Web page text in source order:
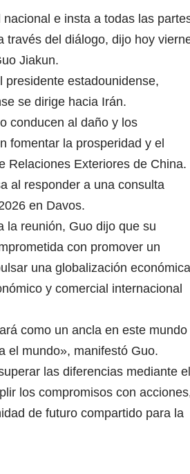
e insta a todas las
través del diálogo, dijo hoy
Jiakun.
presidente estadounidense,
se dirige hacia Irán.
conducen al daño y los
fomentar la prosperidad y el
Relaciones Exteriores de China.
al responder a una consulta
en Davos.
la reunión, Guo dijo que su
con promover un
una globalización económica
y comercial internacional
como un ancla en este mundo
el mundo», manifestó Guo.
las diferencias mediante el
los compromisos con
de futuro compartido para la